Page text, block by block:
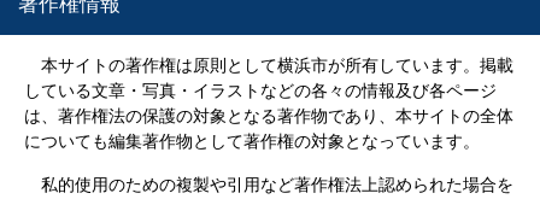
本サイトの著作権は原則として横浜市が所有しています。掲載
している文章・写真・イラストなどの各々の情報及び各ページ
は、著作権法の保護の対象となる著作物であり、本サイトの全体
についても編集著作物として著作権の対象となっています。
私的使用のための複製や引用など著作権法上認められた場合を